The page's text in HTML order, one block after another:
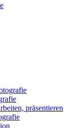
präsentieren